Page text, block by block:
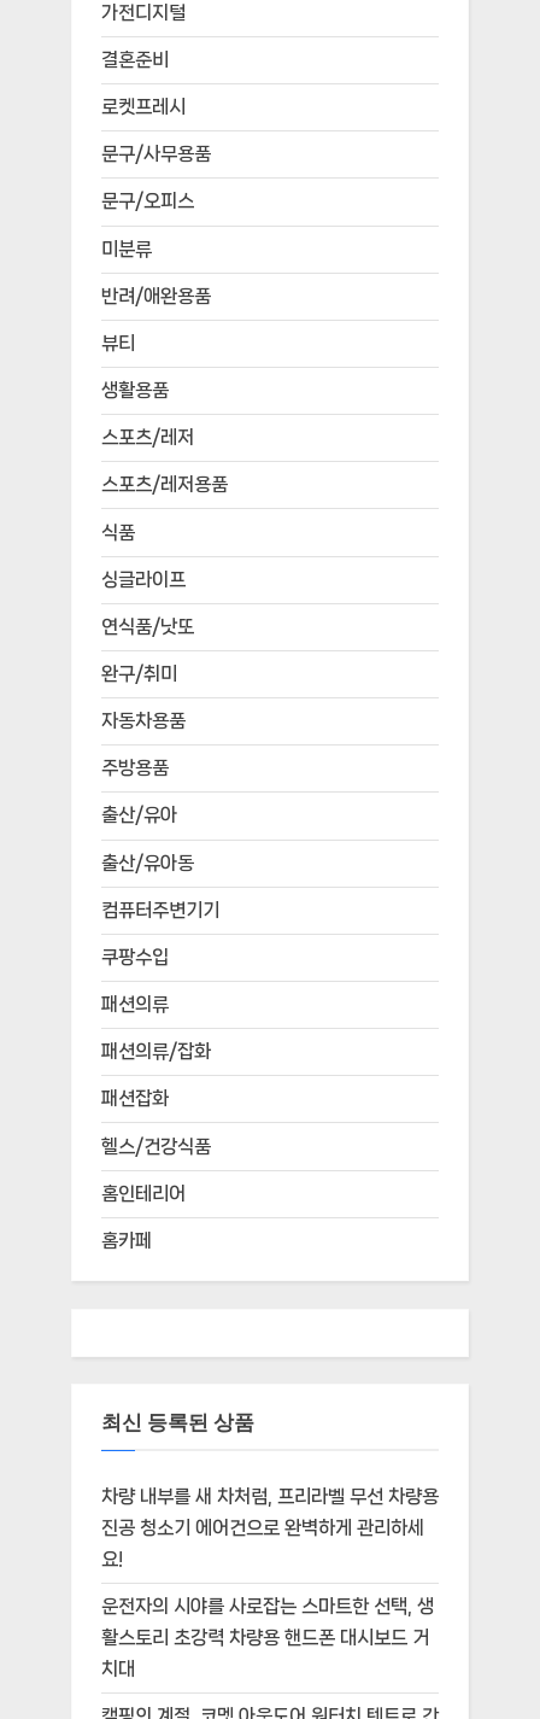
가전디지털
결혼준비
로켓프레시
문구/사무용품
문구/오피스
미분류
반려/애완용품
뷰티
생활용품
스포츠/레저
스포츠/레저용품
식품
싱글라이프
연식품/낫또
완구/취미
자동차용품
주방용품
출산/유아
출산/유아동
컴퓨터주변기기
쿠팡수입
패션의류
패션의류/잡화
패션잡화
헬스/건강식품
홈인테리어
홈카페
최신 등록된 상품
차량 내부를 새 차처럼, 프리라벨 무선 차량용
진공 청소기 에어건으로 완벽하게 관리하세
요!
운전자의 시야를 사로잡는 스마트한 선택, 생
활스토리 초강력 차량용 핸드폰 대시보드 거
치대